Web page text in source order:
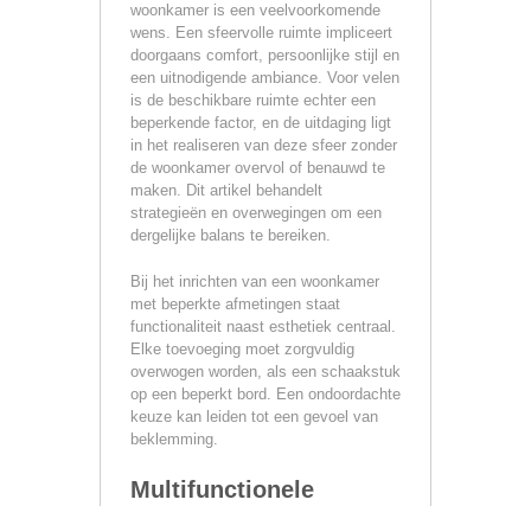
woonkamer is een veelvoorkomende
wens. Een sfeervolle ruimte impliceert
doorgaans comfort, persoonlijke stijl en
een uitnodigende ambiance. Voor velen
is de beschikbare ruimte echter een
beperkende factor, en de uitdaging ligt
in het realiseren van deze sfeer zonder
de woonkamer overvol of benauwd te
maken. Dit artikel behandelt
strategieën en overwegingen om een
dergelijke balans te bereiken.
Bij het inrichten van een woonkamer
met beperkte afmetingen staat
functionaliteit naast esthetiek centraal.
Elke toevoeging moet zorgvuldig
overwogen worden, als een schaakstuk
op een beperkt bord. Een ondoordachte
keuze kan leiden tot een gevoel van
beklemming.
Multifunctionele